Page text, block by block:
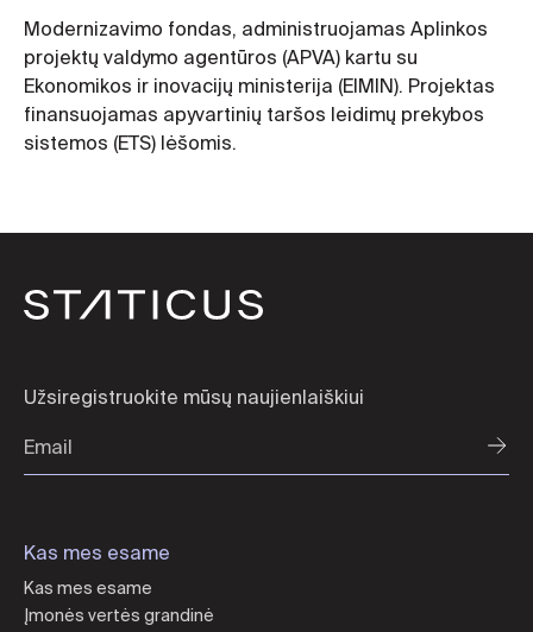
Modernizavimo fondas, administruojamas Aplinkos
projektų valdymo agentūros (APVA) kartu su
Ekonomikos ir inovacijų ministerija (EIMIN). Projektas
finansuojamas apyvartinių taršos leidimų prekybos
sistemos (ETS) lėšomis.
Užsiregistruokite mūsų naujienlaiškiui
Kas mes esame
Kas mes esame
Įmonės vertės grandinė